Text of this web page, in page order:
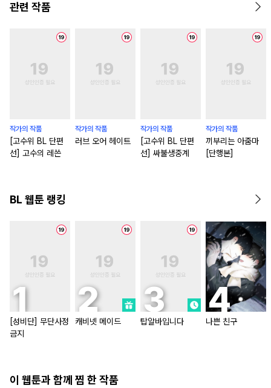
관련 작품
작가의 작품
[고수위 BL 단편
선] 고수의 레쓴
작가의 작품
러브 오어 헤이트
작가의 작품
[고수위 BL 단편
선] 싸불생중계
작가의 작품
끼부리는 아줌마
[단행본]
BL 웹툰 랭킹
[성비단] 무단사정
금지
캐비넷 메이드 탑알바입니다 나쁜 친구
이 웹툰과 함께 찜 한 작품